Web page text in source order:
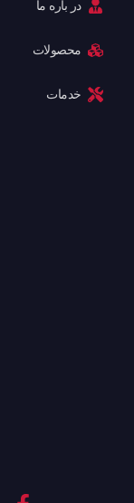
در باره ما
محصولات
خدمات